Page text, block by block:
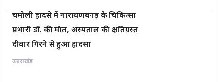
चमोली हादसे में नारायणबगड़ के चिकित्सा
प्रभारी डॉ. की मौत, अस्पताल की क्षतिग्रस्त
दीवार गिरने से हुआ हादसा
उत्तराखंड